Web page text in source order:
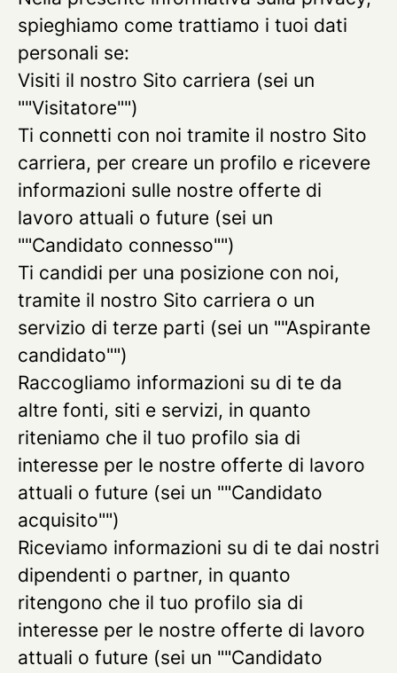
spieghiamo come trattiamo i tuoi dati
personali se:
Visiti il nostro Sito carriera (sei un
""Visitatore"")
Ti connetti con noi tramite il nostro Sito
carriera, per creare un profilo e ricevere
informazioni sulle nostre offerte di
lavoro attuali o future (sei un
""Candidato connesso"")
Ti candidi per una posizione con noi,
tramite il nostro Sito carriera o un
servizio di terze parti (sei un ""Aspirante
candidato"")
Raccogliamo informazioni su di te da
altre fonti, siti e servizi, in quanto
riteniamo che il tuo profilo sia di
interesse per le nostre offerte di lavoro
attuali o future (sei un ""Candidato
acquisito"")
Riceviamo informazioni su di te dai nostri
dipendenti o partner, in quanto
ritengono che il tuo profilo sia di
interesse per le nostre offerte di lavoro
attuali o future (sei un ""Candidato